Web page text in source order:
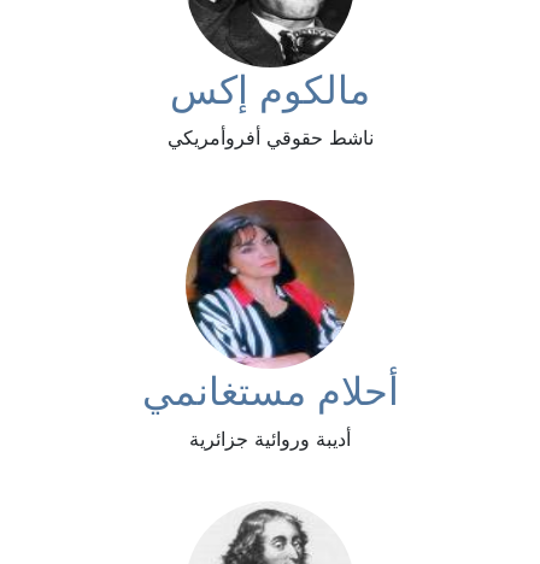
مالكوم إكس
ناشط حقوقي أفروأمريكي
أحلام مستغانمي
أديبة وروائية جزائرية